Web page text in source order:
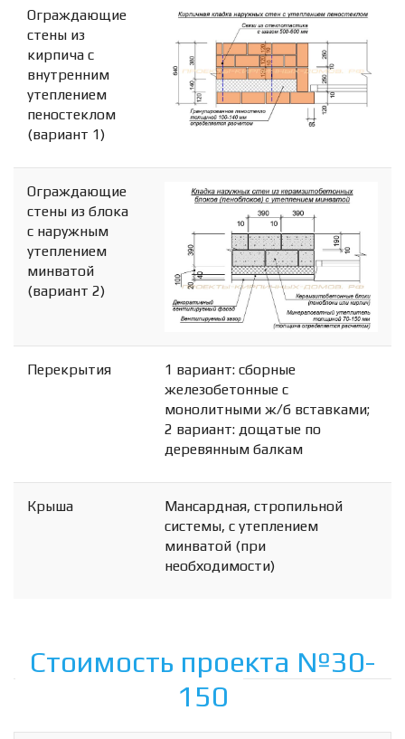
Ограждающие
стены из
кирпича с
внутренним
утеплением
пеностеклом
(вариант 1)
Ограждающие
стены из блока
с наружным
утеплением
минватой
(вариант 2)
Перекрытия
1 вариант: сборные
железобетонные с
монолитными ж/б вставками;
2 вариант: дощатые по
деревянным балкам
Крыша
Мансардная, стропильной
системы, с утеплением
минватой (при
необходимости)
Стоимость проекта №30-
150